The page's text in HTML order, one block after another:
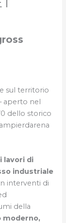
sul territorio
aperto nel
dello storico
lavori di
industriale
interventi di
della
moderno,